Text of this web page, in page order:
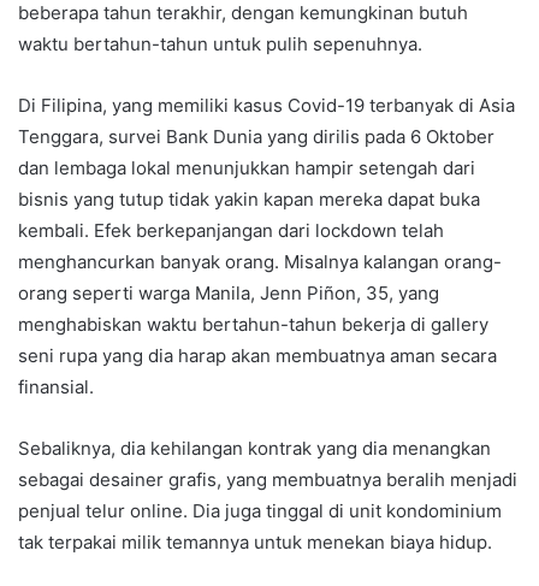
beberapa tahun terakhir, dengan kemungkinan butuh
waktu bertahun-tahun untuk pulih sepenuhnya.
Di Filipina, yang memiliki kasus Covid-19 terbanyak di Asia
Tenggara, survei Bank Dunia yang dirilis pada 6 Oktober
dan lembaga lokal menunjukkan hampir setengah dari
bisnis yang tutup tidak yakin kapan mereka dapat buka
kembali. Efek berkepanjangan dari lockdown telah
menghancurkan banyak orang. Misalnya kalangan orang-
orang seperti warga Manila, Jenn Piñon, 35, yang
menghabiskan waktu bertahun-tahun bekerja di gallery
seni rupa yang dia harap akan membuatnya aman secara
finansial.
Sebaliknya, dia kehilangan kontrak yang dia menangkan
sebagai desainer grafis, yang membuatnya beralih menjadi
penjual telur online. Dia juga tinggal di unit kondominium
tak terpakai milik temannya untuk menekan biaya hidup.